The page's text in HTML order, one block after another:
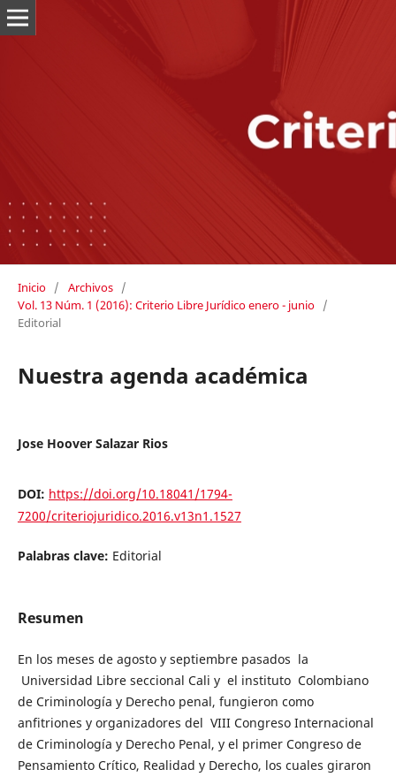
Inicio / Archivos /
Vol. 13 Núm. 1 (2016): Criterio Libre Jurídico enero - junio /
Editorial
Nuestra agenda académica
Jose Hoover Salazar Rios
DOI: https://doi.org/10.18041/1794-
7200/criteriojuridico.2016.v13n1.1527
Palabras clave: Editorial
Resumen
En los meses de agosto y septiembre pasados la
Universidad Libre seccional Cali y el instituto Colombiano
de Criminología y Derecho penal, fungieron como
anfitriones y organizadores del VIII Congreso Internacional
de Criminología y Derecho Penal, y el primer Congreso de
Pensamiento Crítico, Realidad y Derecho, los cuales giraron